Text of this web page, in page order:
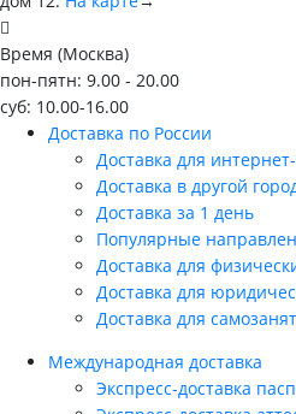
Время (Москва)
пон-пятн: 9.00 - 20.00
суб: 10.00-16.00
Доставка по России
Доставка для
Доставка в другой
Доставка за 1 день
Популярные
Доставка для
Доставка для
Доставка для
Международная доставка
Экспресс-доставка